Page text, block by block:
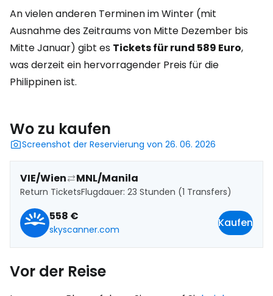
An vielen anderen Terminen im Winter (mit
Ausnahme des Zeitraums von Mitte Dezember bis
Mitte Januar) gibt es Tickets für rund 589 Euro,
was derzeit ein hervorragender Preis für die
Philippinen ist.
Wo zu kaufen
Screenshot der Reservierung von 26. 06. 2026
VIE/Wien MNL/Manila
Return TicketsFlugdauer: 23 Stunden (1 Transfers)
558 €
skyscanner.com
Kaufen
Vor der Reise